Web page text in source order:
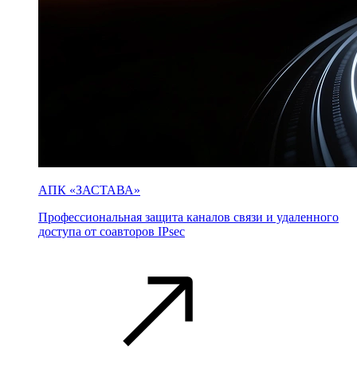
АПК «ЗАСТАВА»
Профессиональная защита каналов связи и удаленного
доступа от соавторов IPsec